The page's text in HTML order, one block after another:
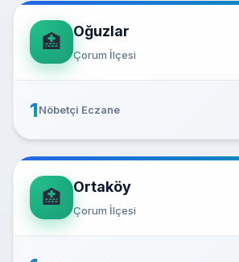
🏥 Oğuzlar
Çorum İlçesi
1Nöbetçi Eczane
🏥 Ortaköy
Çorum İlçesi